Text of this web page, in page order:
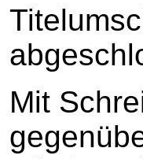
Mit